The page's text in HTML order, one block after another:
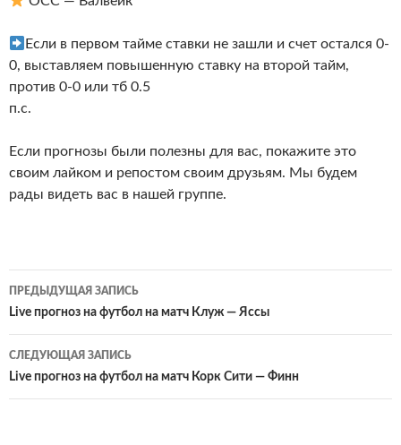
Если в первом тайме ставки не зашли и счет остался 0-
0, выставляем повышенную ставку на второй тайм,
против 0-0 или тб 0.5
п.с.
Если прогнозы были полезны для вас, покажите это
своим лайком и репостом своим друзьям. Мы будем
рады видеть вас в нашей группе.
Навигация
по
записям
ПРЕДЫДУЩАЯ ЗАПИСЬ
Live прогноз на футбол на матч Клуж — Яссы
СЛЕДУЮЩАЯ ЗАПИСЬ
Live прогноз на футбол на матч Корк Сити — Финн